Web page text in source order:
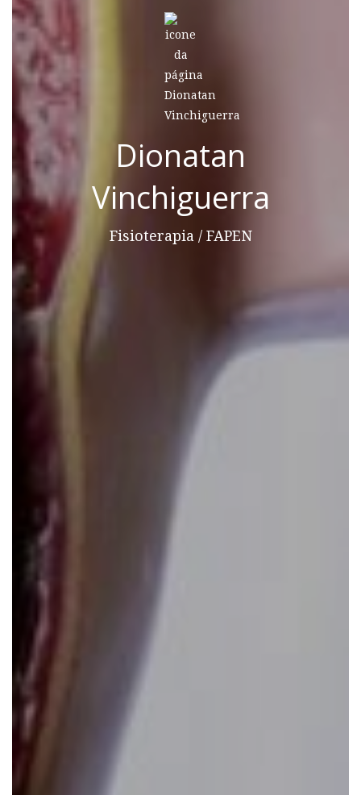
Dionatan
Vinchiguerra
Fisioterapia / FAPEN